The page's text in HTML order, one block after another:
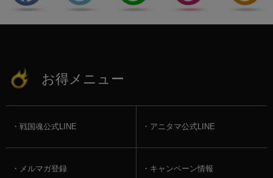
お得メニュー
戦国魂公式LINE アニタマ公式LINE
メルマガ登録 キャンペーン情報